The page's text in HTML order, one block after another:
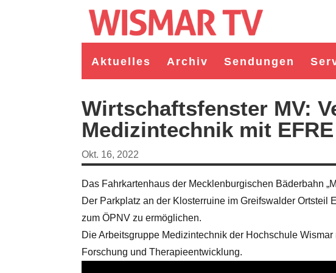
Aktuelles Archiv Sendungen
Wirtschaftsfenster MV:
Medizintechnik mit EFRE
Okt. 16, 2022
Das Fahrkartenhaus der Mecklenburgischen Bäderbahn
Der Parkplatz an der Klosterruine im Greifswalder
zum ÖPNV zu ermöglichen.
Die Arbeitsgruppe Medizintechnik der Hochschule
Forschung und Therapieentwicklung.
in Wismar 2026:
"Bürger für Wismar"
Wahl Bürgermeister/in Wismar 2026:
unabhängiger Kandidat Christian
Danielczyk
Wahl
BSW-